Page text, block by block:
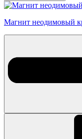
Магнит неодимовый